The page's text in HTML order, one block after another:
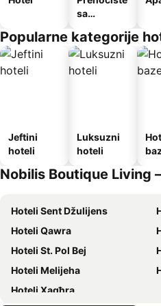
sa
Popularne kategorije
Jeftini
hoteli
Luksuzni
hoteli
Nobilis Boutique Living
Hoteli Sent Džulijens
Hoteli Qawra
Hoteli St. Pol Bej
Hoteli Melijeha
Hoteli Xagħra